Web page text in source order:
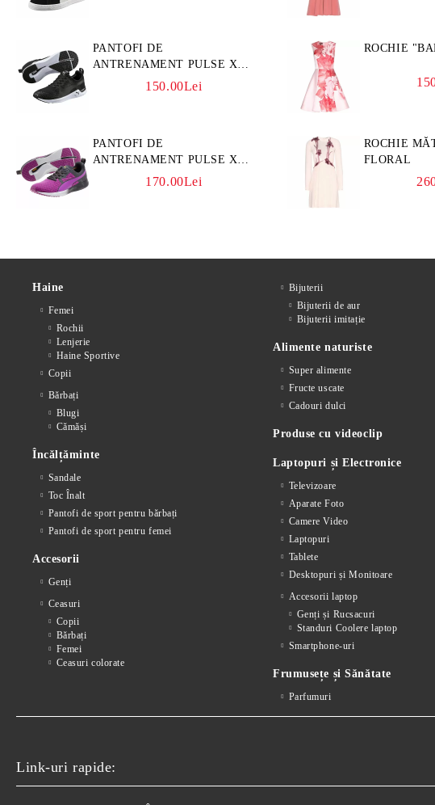
PANTOFI DE
ANTRENAMENT PULSE XT
150.00Lei
PANTOFI DE
ANTRENAMENT PULSE XT
170.00Lei
ROCHIE
FLORAL
Haine
Femei
Rochii
Lenjerie
Haine Sportive
Copii
Bărbați
Blugi
Cămăși
Încălțăminte
Sandale
Toc Înalt
Pantofi de sport pentru bărbați
Pantofi de sport pentru femei
Accesorii
Genți
Ceasuri
Copii
Bărbați
Femei
Ceasuri colorate
Bijuterii
Bijuterii de aur
Bijuterii imitație
Alimente naturiste
Super alimente
Fructe uscate
Cadouri dulci
Produse cu videoclip
Laptopuri și Electronice
Televizoare
Aparate Foto
Camere Video
Laptopuri
Tablete
Desktopuri și Monitoare
Accesorii laptop
Genți și Rucsacuri
Standuri Coolere laptop
Smartphone-uri
Frumusețe și Sănătate
Parfumuri
Link-uri rapide: